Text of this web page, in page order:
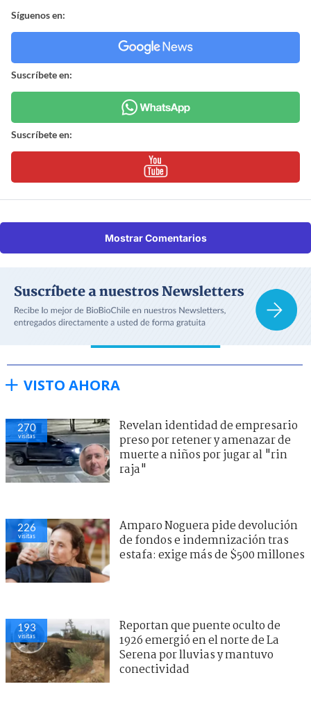
Síguenos en:
Suscríbete en:
Suscríbete en:
Mostrar Comentarios
VISTO AHORA
270
visitas
Revelan identidad de empresario
preso por retener y amenazar de
muerte a niños por jugar al "rin
raja"
226
visitas
Amparo Noguera pide devolución
de fondos e indemnización tras
estafa: exige más de $500 millones
193
visitas
Reportan que puente oculto de
1926 emergió en el norte de La
Serena por lluvias y mantuvo
conectividad